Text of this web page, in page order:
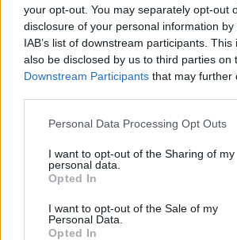
your opt-out. You may separately opt-out
disclosure of your personal information
IAB’s list of downstream participants.
also be disclosed by us to third parties on
Downstream Participants that may further
Please note that this website/app uses
not limited to your visit or usage
grant or deny consent to Google and its
use your data for below specified
consent section.
Personal Data Processing Opt Outs
I want to opt-out of the Sharing of my
personal data.
Opted In
I want to opt-out of the Sale of my
Personal Data.
Opted In
Ετήσια Χορευτική Παράσταση
Παραδοσιακών Χορών Δήμου
Υπαίθριο Θέατρο Καστρακίου,
19 – 21 Ιουνίου
Food Festival
Παρασκευή 19 Ιουνίου
Παιδική Θεατρική Παράσταση
Υπαίθριο Θέατρο Καστρακίου,